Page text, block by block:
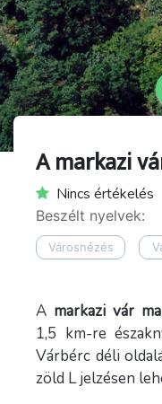
A markazi
Nincs értékelés
Beszélt nyelvek:
Városnézés
A markazi vár
1,5 km-re
Várbérc déli
zöld L jelzésen